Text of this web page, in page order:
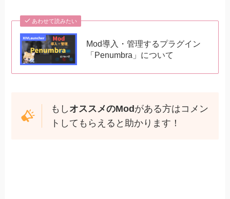
あわせて読みたい
Mod導入・管理するプラグイン
「Penumbra」について
もし オススメのModがある方はコメン
トしてもらえると助かります！